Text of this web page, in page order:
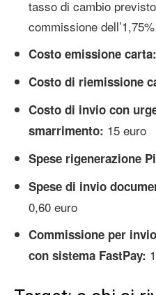
tasso di cambio
commissione
Costo emissione carta:
Costo di riemissione
Costo di invio con
smarrimento: 15 euro
Spese rigenerazione
Spese di invio
0,60 euro
Commissione per
con sistema FastPay: